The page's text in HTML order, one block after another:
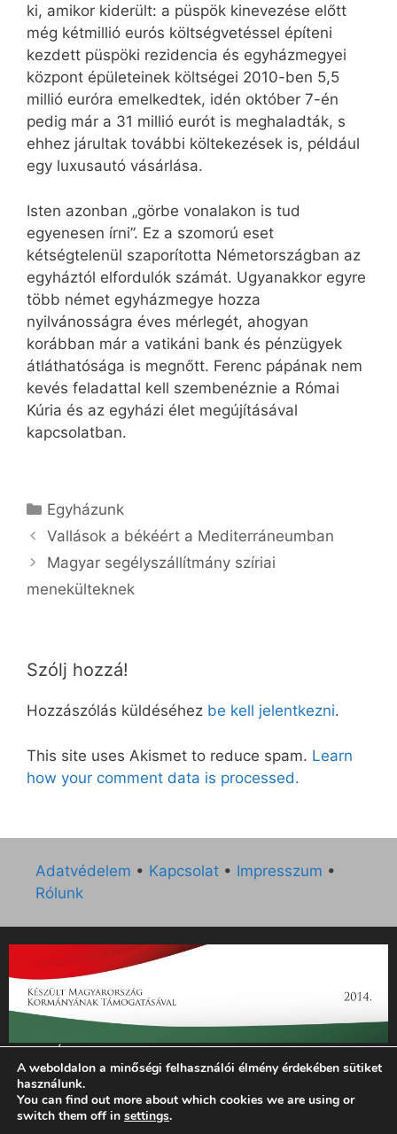
ki, amikor kiderült: a püspök kinevezése előtt
még kétmillió eurós költségvetéssel építeni
kezdett püspöki rezidencia és egyházmegyei
központ épületeinek költségei 2010-ben 5,5
millió euróra emelkedtek, idén október 7-én
pedig már a 31 millió eurót is meghaladták, s
ehhez járultak további költekezések is, például
egy luxusautó vásárlása.
Isten azonban „görbe vonalakon is tud
egyenesen írni”. Ez a szomorú eset
kétségtelenül szaporította Németországban az
egyháztól elfordulók számát. Ugyanakkor egyre
több német egyházmegye hozza
nyilvánosságra éves mérlegét, ahogyan
korábban már a vatikáni bank és pénzügyek
átláthatósága is megnőtt. Ferenc pápának nem
kevés feladattal kell szembenéznie a Római
Kúria és az egyházi élet megújításával
kapcsolatban.
Kategória
Egyházunk
Vallások a békéért a Mediterráneumban
Magyar segélyszállítmány szíriai
menekülteknek
Szólj hozzá!
Hozzászólás küldéséhez be kell jelentkezni.
This site uses Akismet to reduce spam. Learn
how your comment data is processed.
Adatvédelem • Kapcsolat • Impresszum •
Rólunk
„Az Új Ember katolikus hetilap 2014. évi működésének
támogatását az EGYH-KCP-14-P-0121 sz. támogatási
szerződés keretében 3 000 000 Ft összegben támogatta az
Emberi Erőforrások Minisztériuma.”
A weboldalon a minőségi felhasználói élmény érdekében sütiket
használunk.
You can find out more about which cookies we are using or
switch them off in settings.